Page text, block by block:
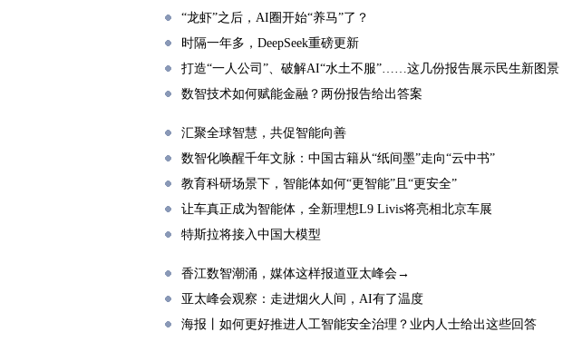
“龙虾”之后，AI圈开始“养马”了？
时隔一年多，DeepSeek重磅更新
打造“一人公司”、破解AI“水土不服”……这几份报告展示民生新图景
数智技术如何赋能金融？两份报告给出答案
汇聚全球智慧，共促智能向善
数智化唤醒千年文脉：中国古籍从“纸间墨”走向“云中书”
教育科研场景下，智能体如何“更智能”且“更安全”
让车真正成为智能体，全新理想L9 Livis将亮相北京车展
特斯拉将接入中国大模型
香江数智潮涌，媒体这样报道亚太峰会→
亚太峰会观察：走进烟火人间，AI有了温度
海报丨如何更好推进人工智能安全治理？业内人士给出这些回答